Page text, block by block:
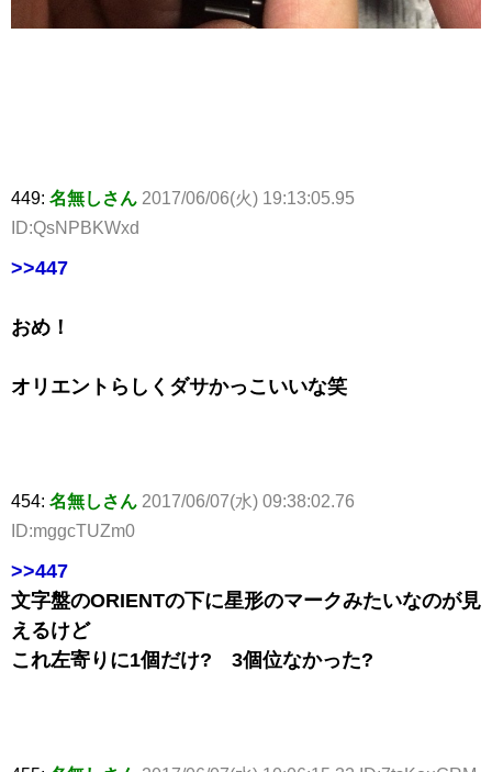
449: 名無しさん 2017/06/06(火) 19:13:05.95
ID:QsNPBKWxd
>>447
おめ！
オリエントらしくダサかっこいいな笑
454: 名無しさん 2017/06/07(水) 09:38:02.76
ID:mggcTUZm0
>>447
文字盤のORIENTの下に星形のマークみたいなのが見
えるけど
これ左寄りに1個だけ? 3個位なかった?